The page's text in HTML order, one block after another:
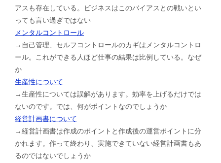
アスも存在している。ビジネスはこのバイアスとの戦いとい
っても言い過ぎではない
メンタルコントロール
→自己管理、セルフコントロールのカギはメンタルコントロ
ール。これができる人ほど仕事の結果は比例している。なぜ
か
生産性について
→生産性については誤解があります。効率を上げるだけでは
ないのです。では、何がポイントなのでしょうか
経営計画書について
→経営計画書は作成のポイントと作成後の運営ポイントに分
かれます。作って終わり、実施できていない経営計画書もあ
るのではないでしょうか